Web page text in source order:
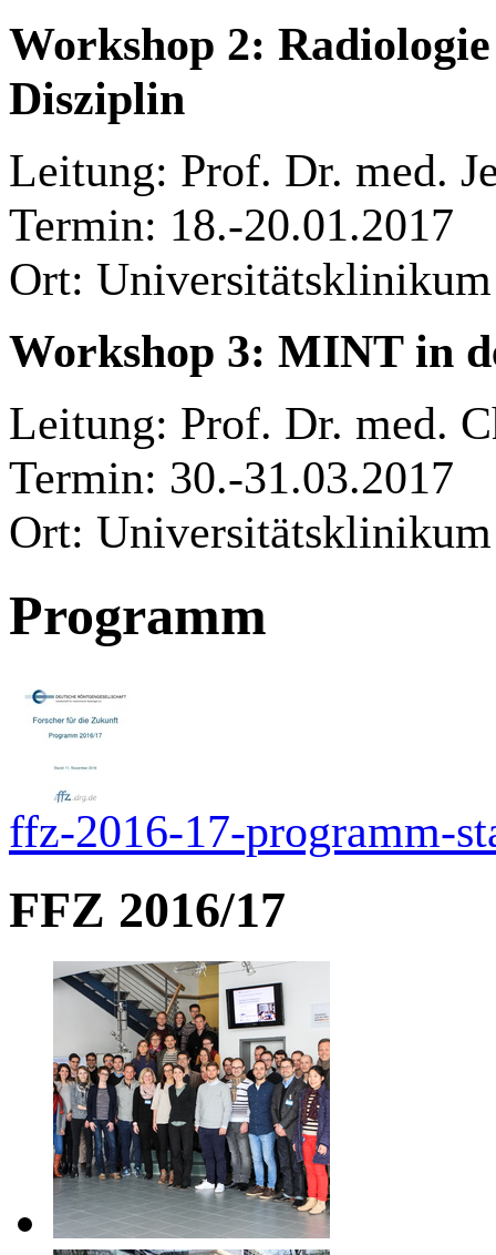
Workshop 2:
Disziplin
Leitung: Prof. Dr. med.
Termin: 18.-20.01.2017
Ort:
Workshop 3: MINT in
Leitung: Prof. Dr. med.
Termin: 30.-31.03.2017
Ort:
Programm
ffz-2016-17-programm-
FFZ 2016/17